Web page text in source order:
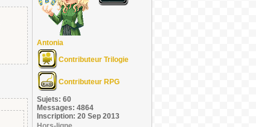
Antonia
Contributeur Trilogie
Contributeur RPG
Sujets: 60
Messages: 4864
Inscription: 20 Sep 2013